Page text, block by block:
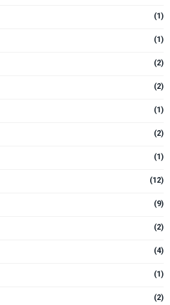
(1)
(1)
(2)
(2)
(1)
(2)
(1)
(12)
(9)
(2)
(4)
(1)
(2)